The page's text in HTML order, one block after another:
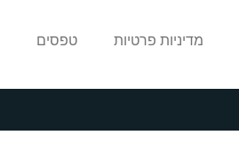
מדיניות פרטיות טפסים